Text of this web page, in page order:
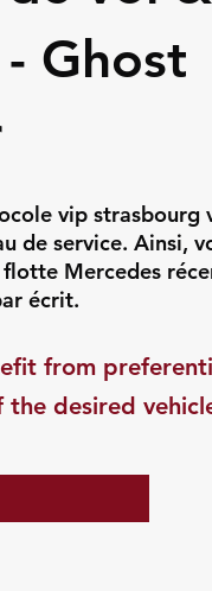
Ghost
vip strasbourg
de service. Ainsi,
flotte Mercedes
écrit.
from
desired